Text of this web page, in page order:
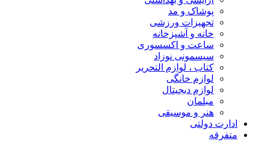
پوشاک و مد
تجهیزات ورزشی
خانه و آشپزخانه
ساعت و اکسسوری
سیسمونی نوزاد
کتاب ، لوازم التحریر
لوازم خانگی
لوازم دیجیتال
مبلمان
هنر و موسیقی
ادارت دولتی
متفرقه